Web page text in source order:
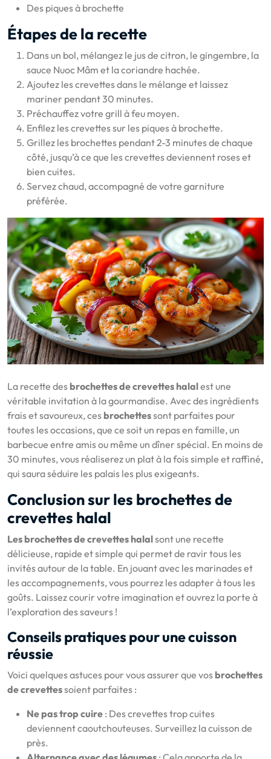
Des piques à brochette
Étapes de la recette
Dans un bol, mélangez le jus de citron, le gingembre, la
sauce Nuoc Mâm et la coriandre hachée.
Ajoutez les crevettes dans le mélange et laissez
mariner pendant 30 minutes.
Préchauffez votre grill à feu moyen.
Enfilez les crevettes sur les piques à brochette.
Grillez les brochettes pendant 2-3 minutes de chaque
côté, jusqu’à ce que les crevettes deviennent roses et
bien cuites.
Servez chaud, accompagné de votre garniture
préférée.
La recette des brochettes de crevettes halalest une
véritable invitation à la gourmandise. Avec des ingrédients
frais et savoureux, ces brochettessont parfaites pour
toutes les occasions, que ce soit un repas en famille, un
barbecue entre amis ou même un dîner spécial. En moins de
30 minutes, vous réaliserez un plat à la fois simple et raffiné,
qui saura séduire les palais les plus exigeants.
Conclusion sur les brochettes de
crevettes halal
Les brochettes de crevettes halalsont une recette
délicieuse, rapide et simple qui permet de ravir tous les
invités autour de la table. En jouant avec les marinades et
les accompagnements, vous pourrez les adapter à tous les
goûts. Laissez courir votre imagination et ouvrez la porte à
l’exploration des saveurs !
Conseils pratiques pour une cuisson
réussie
Voici quelques astuces pour vous assurer que vos brochettes
de crevettessoient parfaites :
Ne pas trop cuire : Des crevettes trop cuites
deviennent caoutchouteuses. Surveillez la cuisson de
près.